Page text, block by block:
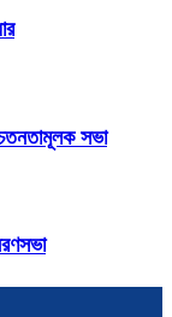
সভা